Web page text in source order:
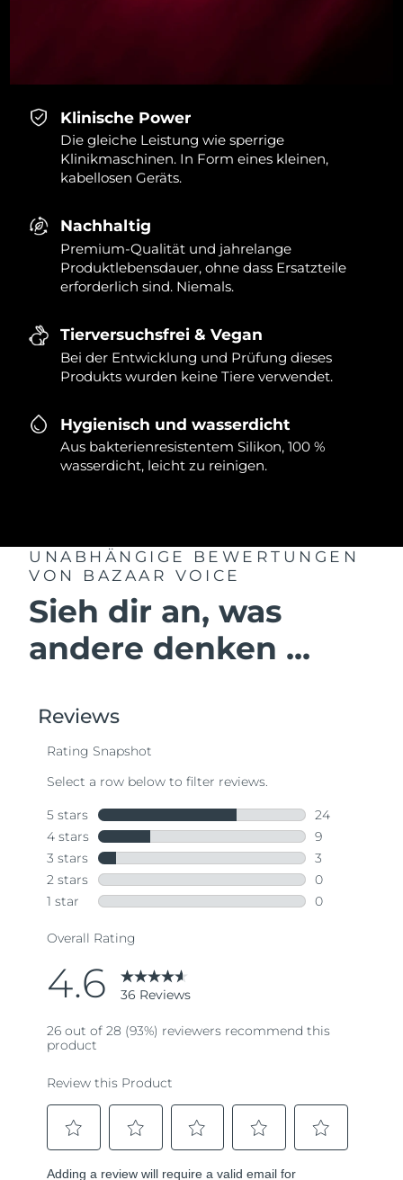
Klinische Power
Die gleiche Leistung wie sperrige
Klinikmaschinen. In Form eines kleinen,
kabellosen Geräts.
Nachhaltig
Premium-Qualität und jahrelange
Produktlebensdauer, ohne dass Ersatzteile
erforderlich sind. Niemals.
Tierversuchsfrei & Vegan
Bei der Entwicklung und Prüfung dieses
Produkts wurden keine Tiere verwendet.
Hygienisch und wasserdicht
Aus bakterienresistentem Silikon, 100 %
wasserdicht, leicht zu reinigen.
UNABHÄNGIGE BEWERTUNGEN
VON BAZAAR VOICE
Sieh dir an, was
andere denken ...